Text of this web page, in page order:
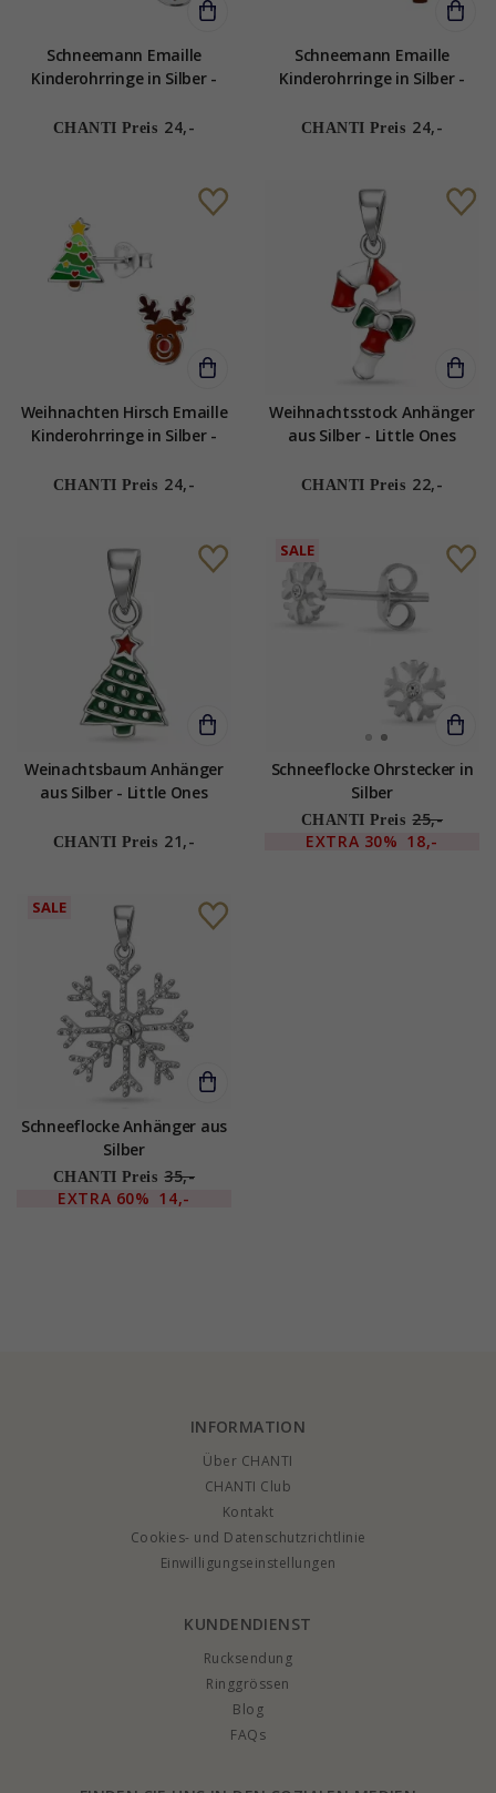
Schneemann Emaille
Kinderohrringe in Silber -
CHANTI Preis 24,-
Schneemann Emaille
Kinderohrringe in Silber -
CHANTI Preis 24,-
Weihnachten Hirsch Emaille
Kinderohrringe in Silber -
CHANTI Preis 24,-
Weihnachtsstock Anhänger
aus Silber - Little Ones
CHANTI Preis 22,-
Weinachtsbaum Anhänger
aus Silber - Little Ones
CHANTI Preis 21,-
SALE
Schneeflocke Ohrstecker in
Silber
CHANTI Preis 25,-
EXTRA 30% 18,-
SALE
Schneeflocke Anhänger aus
Silber
CHANTI Preis 35,-
EXTRA 60% 14,-
INFORMATION
Über CHANTI
CHANTI Club
Kontakt
Cookies- und Datenschutzrichtlinie
Einwilligungseinstellungen
KUNDENDIENST
Rucksendung
Ringgrössen
Blog
FAQs